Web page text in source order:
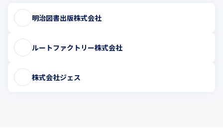
明治図書出版株式会社
ルートファクトリー株式会社
株式会社ジェス